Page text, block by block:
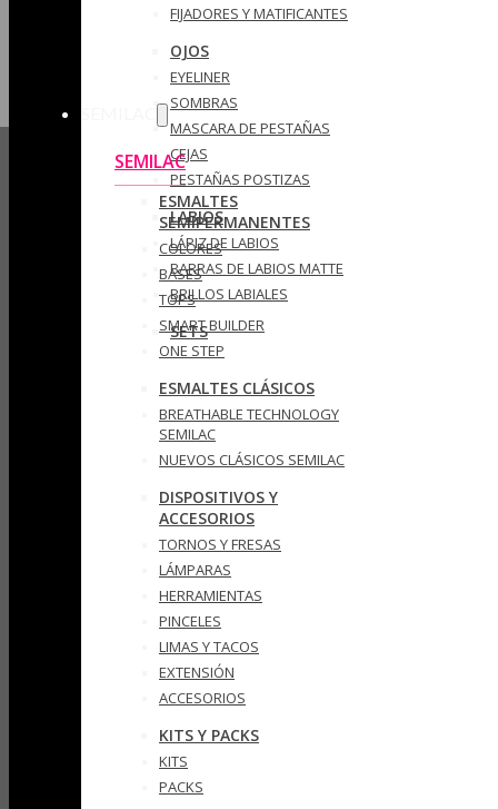
FIJADORES Y MATIFICANTES
OJOS
EYELINER
SOMBRAS
MASCARA DE PESTAÑAS
CEJAS
PESTAÑAS POSTIZAS
LABIOS
LÁPIZ DE LABIOS
BARRAS DE LABIOS MATTE
BRILLOS LABIALES
SETS
SEMILAC
ESMALTES
SEMIPERMANENTES
COLORES
BASES
TOPS
SMART BUILDER
ONE STEP
ESMALTES CLÁSICOS
BREATHABLE TECHNOLOGY
SEMILAC
NUEVOS CLÁSICOS SEMILAC
DISPOSITIVOS Y
ACCESORIOS
TORNOS Y FRESAS
LÁMPARAS
HERRAMIENTAS
PINCELES
LIMAS Y TACOS
EXTENSIÓN
ACCESORIOS
KITS Y PACKS
KITS
PACKS